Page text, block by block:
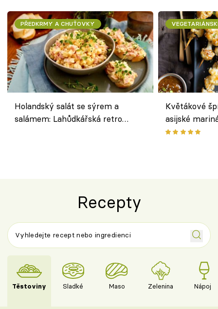
PŘEDKRMY A CHUŤOVKY
Holandský salát se sýrem a
salámem: Lahůdkářská retro
Květákové
asijské
chuťovka z
Recepty
Těstoviny Sladké Maso Zelenina Nápoje